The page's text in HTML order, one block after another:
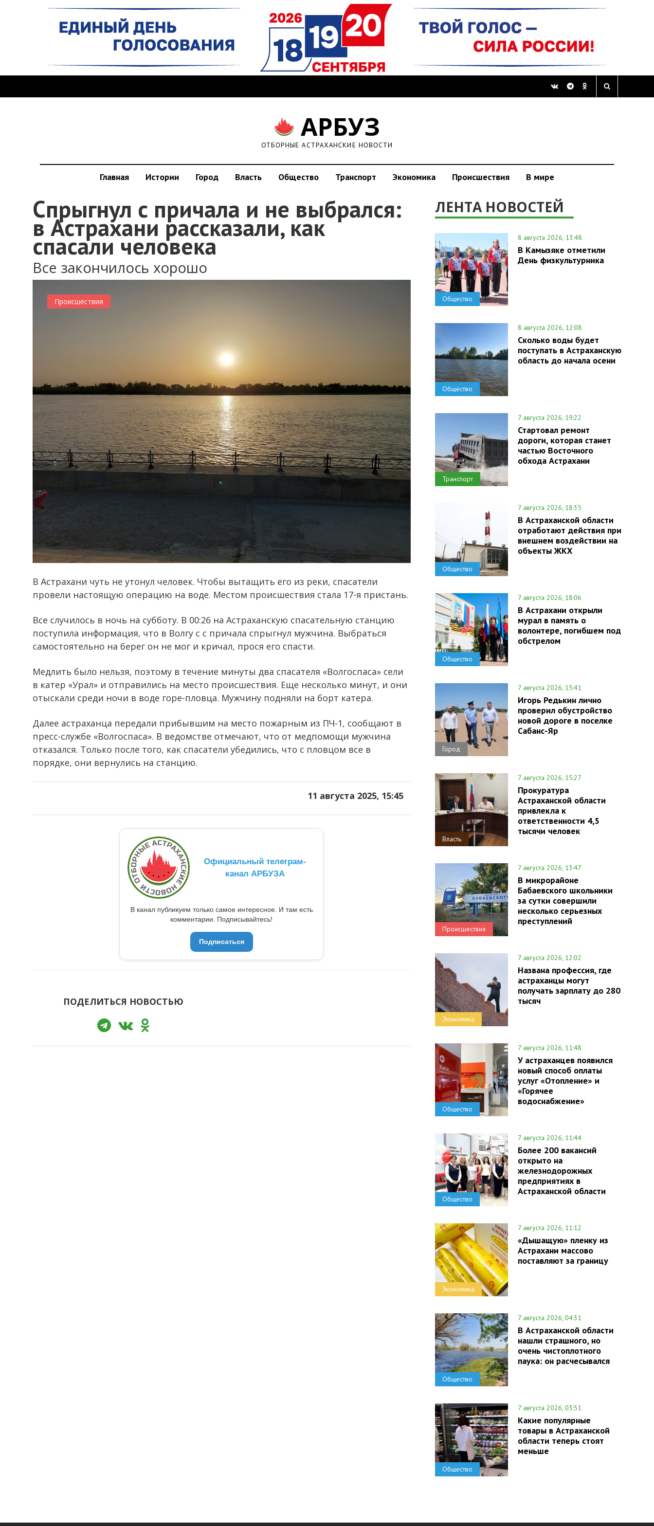
АРБУЗ
ОТБОРНЫЕ АСТРАХАНСКИЕ НОВОСТИ
Главная Истории Город Власть Общество Транспорт Экономика Происшествия В мире
Спрыгнул с причала и не выбрался:
в Астрахани рассказали, как
спасали человека
Все закончилось хорошо
Происшествия
В Астрахани чуть не утонул человек. Чтобы вытащить его из реки, спасатели
провели настоящую операцию на воде. Местом происшествия стала 17-я пристань.
Все случилось в ночь на субботу. В 00:26 на Астраханскую спасательную станцию
поступила информация, что в Волгу с с причала спрыгнул мужчина. Выбраться
самостоятельно на берег он не мог и кричал, прося его спасти.
Медлить было нельзя, поэтому в течение минуты два спасателя «Волгоспаса» сели
в катер «Урал» и отправились на место происшествия. Еще несколько минут, и они
отыскали среди ночи в воде горе-пловца. Мужчину подняли на борт катера.
Далее астраханца передали прибывшим на место пожарным из ПЧ-1, сообщают в
пресс-службе «Волгоспаса». В ведомстве отмечают, что от медпомощи мужчина
отказался. Только после того, как спасатели убедились, что с пловцом все в
порядке, они вернулись на станцию.
11 августа 2025, 15:45
Официальный телеграм-
канал АРБУЗА
В канал публикуем только самое интересное. И там есть
комментарии. Подписывайтесь!
Подписаться
ПОДЕЛИТЬСЯ НОВОСТЬЮ
ЛЕНТА НОВОСТЕЙ
Общество
8 августа 2026, 13:48
В Камызяке отметили
День физкультурника
Общество
8 августа 2026, 12:08
Сколько воды будет
поступать в Астраханскую
область до начала осени
Транспорт
7 августа 2026, 19:22
Стартовал ремонт
дороги, которая станет
частью Восточного
обхода Астрахани
Общество
7 августа 2026, 18:35
В Астраханской области
отработают действия при
внешнем воздействии на
объекты ЖКХ
Общество
7 августа 2026, 18:06
В Астрахани открыли
мурал в память о
волонтере, погибшем под
обстрелом
Город
7 августа 2026, 15:41
Игорь Редькин лично
проверил обустройство
новой дороге в поселке
Сабанс-Яр
Власть
7 августа 2026, 15:27
Прокуратура
Астраханской области
привлекла к
ответственности 4,5
тысячи человек
Происшествия
7 августа 2026, 13:47
В микрорайоне
Бабаевского школьники
за сутки совершили
несколько серьезных
преступлений
Экономика
7 августа 2026, 12:02
Названа профессия, где
астраханцы могут
получать зарплату до 280
тысяч
Общество
7 августа 2026, 11:48
У астраханцев появился
новый способ оплаты
услуг «Отопление» и
«Горячее
водоснабжение»
Общество
7 августа 2026, 11:44
Более 200 вакансий
открыто на
железнодорожных
предприятиях в
Астраханской области
Экономика
7 августа 2026, 11:12
«Дышащую» пленку из
Астрахани массово
поставляют за границу
Общество
7 августа 2026, 04:31
В Астраханской области
нашли страшного, но
очень чистоплотного
паука: он расчесывался
Общество
7 августа 2026, 03:51
Какие популярные
товары в Астраханской
области теперь стоят
меньше